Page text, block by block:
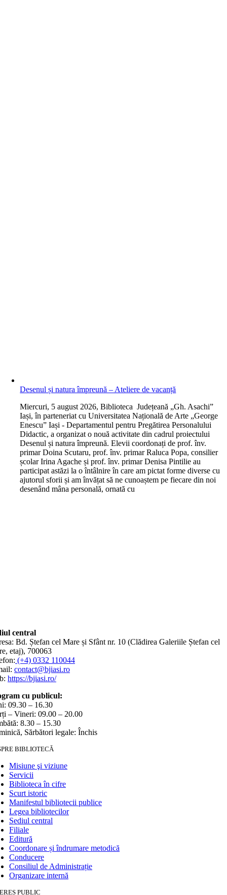
Desenul și natura împreună – Ateliere de vacanță
Miercuri, 5 august 2026, Biblioteca Județeană „Gh. Asachi”
Iași, în parteneriat cu Universitatea Națională de Arte „George
Enescu” Iași - Departamentul pentru Pregătirea Personalului
Didactic, a organizat o nouă activitate din cadrul proiectului
Desenul și natura împreună. Elevii coordonați de prof. înv.
primar Doina Scutaru, prof. înv. primar Raluca Popa, consilier
școlar Irina Agache și prof. înv. primar Denisa Pintilie au
participat astăzi la o întâlnire în care am pictat forme diverse cu
ajutorul sforii și am învățat să ne cunoaștem pe fiecare din noi
desenând mâna personală, ornată cu
central
Bd. Ștefan cel Mare și Sfânt nr. 10 (Clădirea Galeriile Ștefan cel
etaj), 700063
(+4) 0332 110044
contact@bjiasi.ro
https://bjiasi.ro/
cu publicul:
09.30 – 16.30
– Vineri: 09.00 – 20.00
8.30 – 15.30
Sărbători legale: Închis
BIBLIOTECĂ
Misiune şi viziune
Servicii
Biblioteca în cifre
Scurt istoric
Manifestul bibliotecii publice
Legea bibliotecilor
Sediul central
Filiale
Editură
Coordonare și îndrumare metodică
Conducere
Consiliul de Administrație
Organizare internă
PUBLIC